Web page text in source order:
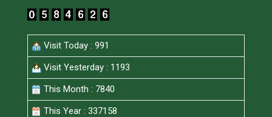
Visit Today : 991
Visit Yesterday : 1193
This Month : 7840
This Year : 337158